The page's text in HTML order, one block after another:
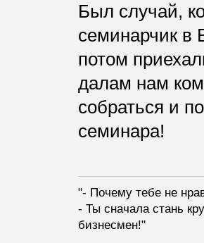
Был случай,
семинарчик в
потом
далам нам
собраться и
семинара!
"- Почему тебе не
- Ты сначала стань
бизнесмен!"